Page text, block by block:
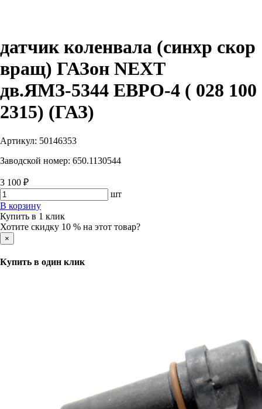
датчик коленвала (синхр скор
вращ) ГАЗон NEXT
дв.ЯМЗ-5344 ЕВРО-4 ( 028 100
2315) (ГАЗ)
Артикул: 50146353
Заводской номер: 650.1130544
3 100 ₽
шт
В корзину
Купить в 1 клик
Хотите скидку 10 % на этот товар?
×
Купить в один клик